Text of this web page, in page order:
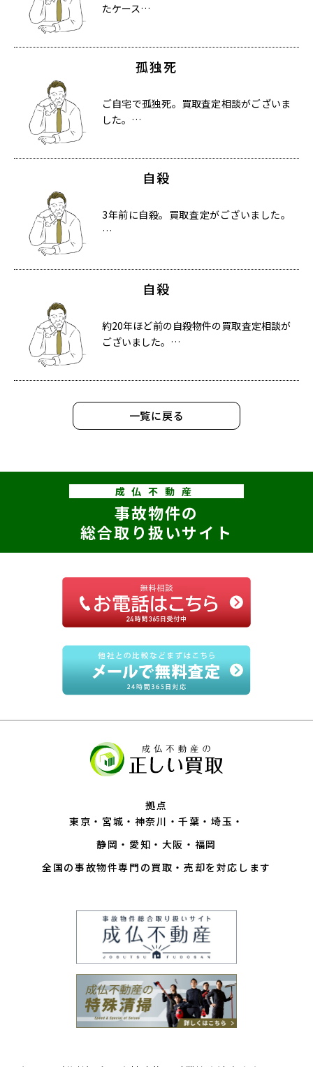
たケース…
孤独死
ご自宅で孤独死。買取査定相談がございま
した。…
自殺
3年前に自殺。買取査定がございました。
…
自殺
約20年ほど前の自殺物件の買取査定相談が
ございました。…
一覧に戻る
成仏不動産
事故物件の
総合取り扱いサイト
拠点
東京
宮城 神奈川 千葉
埼玉
静岡
愛知 大阪
福岡
全国の事故物件専門の買取・売却を対応します